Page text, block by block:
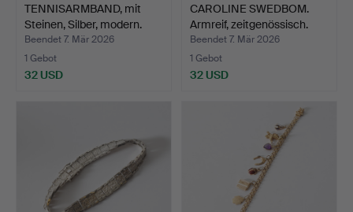
TENNISARMBAND, mit
Steinen, Silber, modern.
Beendet 7. Mär 2026
1 Gebot
32 USD
CAROLINE SWEDBOM.
Armreif, zeitgenössisch.
Beendet 7. Mär 2026
1 Gebot
32 USD